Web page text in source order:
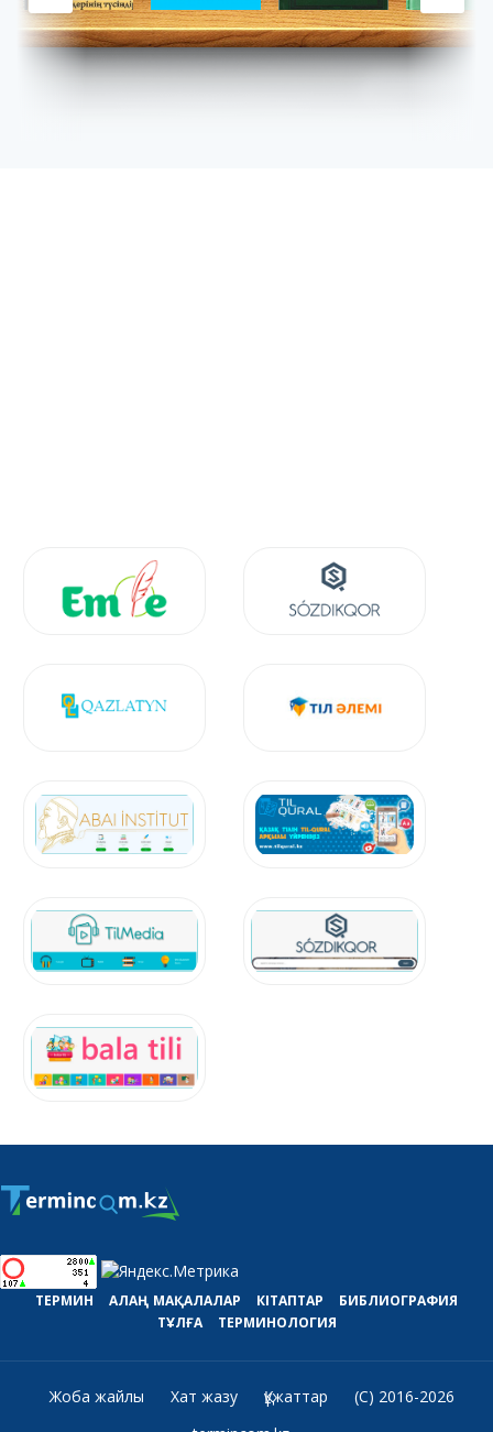
ТЕРМИН АЛАҢ МАҚАЛАЛАР КІТАПТАР
БИБЛИОГРАФИЯ
ТҰЛҒА
ТЕРМИНОЛОГИЯ
Жоба жайлы Хат жазу Құжаттар
(C) 2016-2026